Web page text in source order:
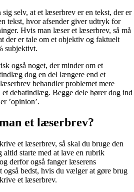
selv, at et læserbrev er en tekst, der er
tekst, hvor afsender giver udtryk for
Hvis man læser et læserbrev, så må
der er tale om et objektiv og faktuelt
subjektivt.
også noget, der minder om et
dog en del længere end et
behandler problemet mere
debatindlæg. Begge dele hører dog ind
’opinion’.
et læserbrev?
et læserbrev, så skal du bruge den
starte med at lave en rubrik
derfor også fanger læserens
bedst, hvis du vælger at gøre brug
et læserbrev.